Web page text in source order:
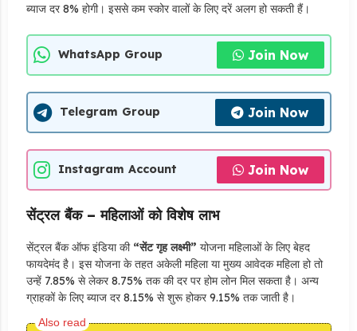
ब्याज दर 8% होगी। इससे कम स्कोर वालों के लिए दरें अलग हो सकती हैं।
WhatsApp Group Join Now
Telegram Group Join Now
Instagram Account Join Now
सेंट्रल बैंक – महिलाओं को विशेष लाभ
सेंट्रल बैंक ऑफ इंडिया की “सेंट गृह लक्ष्मी” योजना महिलाओं के लिए बेहद
फायदेमंद है। इस योजना के तहत अकेली महिला या मुख्य आवेदक महिला हो तो
उन्हें 7.85% से लेकर 8.75% तक की दर पर होम लोन मिल सकता है। अन्य
ग्राहकों के लिए ब्याज दर 8.15% से शुरू होकर 9.15% तक जाती है।